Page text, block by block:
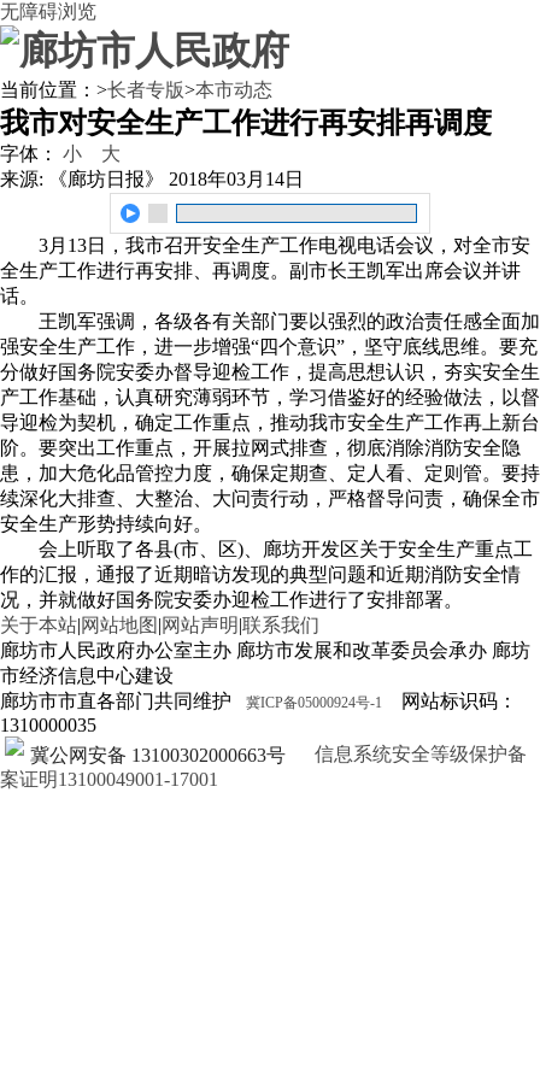
无障碍浏览
当前位置： >长者专版>本市动态
我市对安全生产工作进行再安排再调度
字体： 小
大
来源: 《廊坊日报》
2018年03月14日
3月13日，我市召开安全生产工作电视电话会议，对全市安
全生产工作进行再安排、再调度。副市长王凯军出席会议并讲
话。
王凯军强调，各级各有关部门要以强烈的政治责任感全面加
强安全生产工作，进一步增强“四个意识”，坚守底线思维。要充
分做好国务院安委办督导迎检工作，提高思想认识，夯实安全生
产工作基础，认真研究薄弱环节，学习借鉴好的经验做法，以督
导迎检为契机，确定工作重点，推动我市安全生产工作再上新台
阶。要突出工作重点，开展拉网式排查，彻底消除消防安全隐
患，加大危化品管控力度，确保定期查、定人看、定则管。要持
续深化大排查、大整治、大问责行动，严格督导问责，确保全市
安全生产形势持续向好。
会上听取了各县(市、区)、廊坊开发区关于安全生产重点工
作的汇报，通报了近期暗访发现的典型问题和近期消防安全情
况，并就做好国务院安委办迎检工作进行了安排部署。
关于本站|网站地图 |网站声明|联系我们
廊坊市人民政府办公室主办 廊坊市发展和改革委员会承办 廊坊
市经济信息中心建设
廊坊市市直各部门共同维护
冀ICP备05000924号-1
网站标识码：
1310000035
冀公网安备 13100302000663号
信息系统安全等级保护备
案证明13100049001-17001